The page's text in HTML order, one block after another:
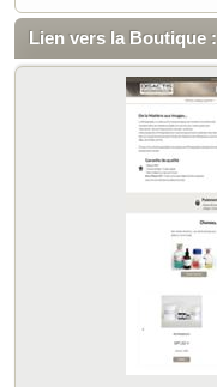
Lien vers la Boutique :